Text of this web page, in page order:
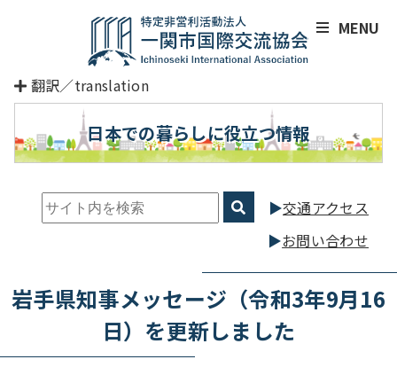
翻訳／translation
日本での暮らしに役立つ情報
交通アクセス
お問い合わせ
MENU
岩手県知事メッセージ（令和3年9月16
日）を更新しました